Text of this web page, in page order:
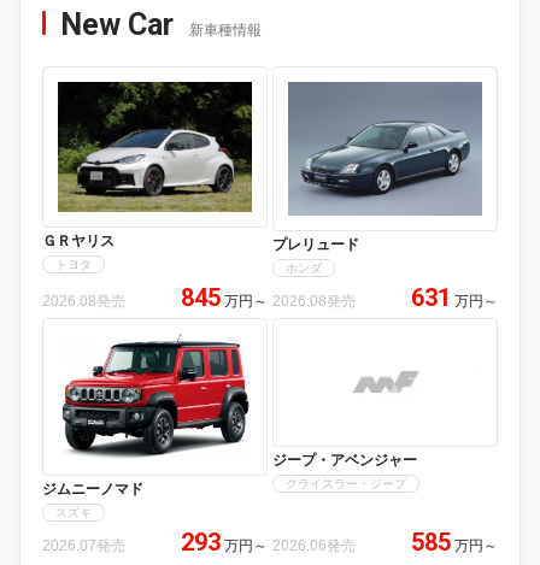
New Car 新車種情報
ＧＲヤリス
トヨタ
2026.08発売 845 万円 ～
プレリュード
ホンダ
2026.08発売 631 万円 ～
ジムニーノマド
スズキ
2026.07発売 293 万円 ～
ジープ・アベンジャー
クライスラー・ジープ
2026.06発売 585 万円 ～